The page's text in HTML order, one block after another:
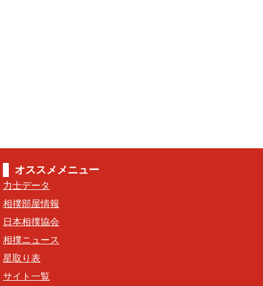
オススメメニュー
力士データ
相撲部屋情報
日本相撲協会
相撲ニュース
星取り表
サイト一覧